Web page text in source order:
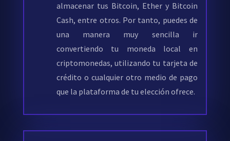
almacenar tus Bitcoin, Ether y Bitcoin
Cash, entre otros. Por tanto, puedes de
una manera muy sencilla ir
convertiendo tu moneda local en
criptomonedas, utilizando tu tarjeta de
crédito o cualquier otro medio de pago
que la plataforma de tu elección ofrece.